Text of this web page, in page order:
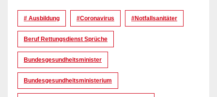
# Ausbildung #coronavirus #Notfallsanitäter
Beruf Rettungsdienst Sprüche
Bundesgesundheitsminister
Bundesgesundheitsministerium